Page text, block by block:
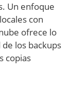
Un enfoque
con
ofrece lo
los backups
copias